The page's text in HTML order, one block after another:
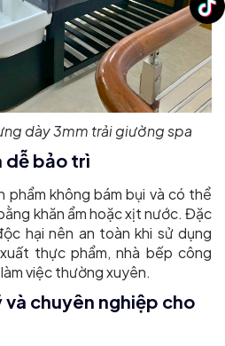
dày 3mm trải giường spa
dễ bảo trì
phẩm không bám bụi và có thể
khăn ẩm hoặc xịt nước. Đặc
hại nên an toàn khi sử dụng
thực phẩm, nhà bếp công
việc thường xuyên.
chuyên nghiệp cho